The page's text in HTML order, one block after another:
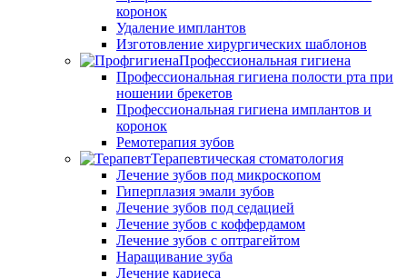
коронок
Удаление имплантов
Изготовление хирургических шаблонов
Профессиональная гигиена
Профессиональная гигиена полости рта при
ношении брекетов
Профессиональная гигиена имплантов и
коронок
Ремотерапия зубов
Терапевтическая стоматология
Лечение зубов под микроскопом
Гиперплазия эмали зубов
Лечение зубов под седацией
Лечение зубов с коффердамом
Лечение зубов с оптрагейтом
Наращивание зуба
Лечение кариеса